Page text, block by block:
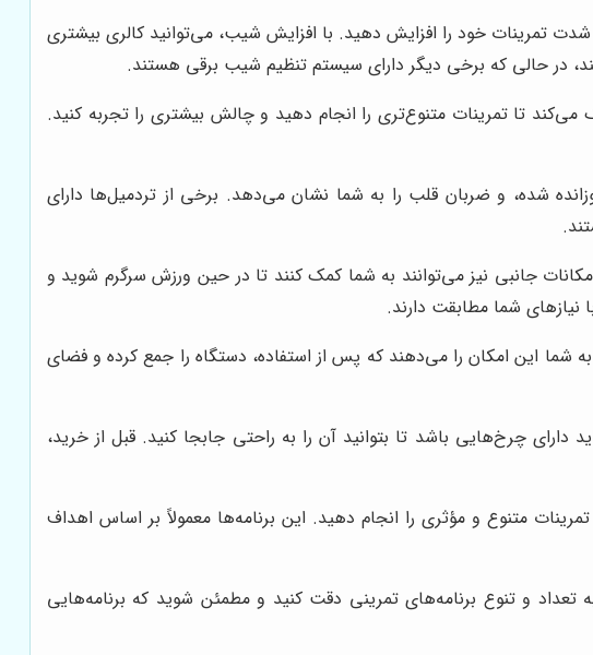
تمرینات خود را افزایش دهید. با افزایش شیب، می‌توانید کالری بیشتری
در حالی که برخی دیگر دارای سیستم تنظیم شیب برقی هستند.
تا تمرینات متنوع‌تری را انجام دهید و چالش بیشتری را تجربه کنید.
شده، و ضربان قلب را به شما نشان می‌دهد. برخی از تردمیل‌ها دارای
جانبی نیز می‌توانند به شما کمک کنند تا در حین ورزش سرگرم شوید و
شما مطابقت دارند.
شما این امکان را می‌دهند که پس از استفاده، دستگاه را جمع کرده و فضای
دارای چرخ‌هایی باشد تا بتوانید آن را به راحتی جابجا کنید. قبل از خرید،
متنوع و مؤثری را انجام دهید. این برنامه‌ها معمولاً بر اساس اهداف
تعداد و تنوع برنامه‌های تمرینی دقت کنید و مطمئن شوید که برنامه‌هایی